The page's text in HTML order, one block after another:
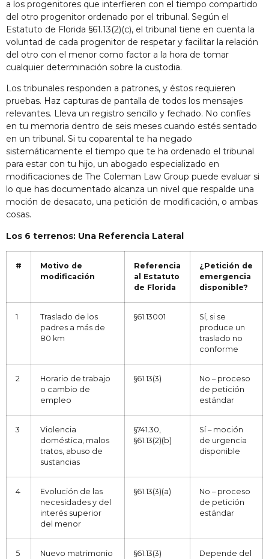
a los progenitores que interfieren con el tiempo compartido
del otro progenitor ordenado por el tribunal. Según el
Estatuto de Florida §61.13(2)(c), el tribunal tiene en cuenta la
voluntad de cada progenitor de respetar y facilitar la relación
del otro con el menor como factor a la hora de tomar
cualquier determinación sobre la custodia.
Los tribunales responden a patrones, y éstos requieren
pruebas. Haz capturas de pantalla de todos los mensajes
relevantes. Lleva un registro sencillo y fechado. No confíes
en tu memoria dentro de seis meses cuando estés sentado
en un tribunal. Si tu coparental te ha negado
sistemáticamente el tiempo que te ha ordenado el tribunal
para estar con tu hijo, un abogado especializado en
modificaciones de The Coleman Law Group puede evaluar si
lo que has documentado alcanza un nivel que respalde una
moción de desacato, una petición de modificación, o ambas
cosas.
Los 6 terrenos: Una Referencia Lateral
#
Motivo de
modificación
Referencia
al Estatuto
de Florida
¿Petición de
emergencia
disponible?
1
Traslado de los
padres a más de
80 km
§61.13001
Sí, si se
produce un
traslado no
conforme
2
Horario de trabajo
o cambio de
empleo
§61.13(3)
No – proceso
de petición
estándar
3
Violencia
doméstica, malos
tratos, abuso de
sustancias
§741.30,
§61.13(2)(b)
Sí – moción
de urgencia
disponible
4
Evolución de las
necesidades y del
interés superior
del menor
§61.13(3)(a)
No – proceso
de petición
estándar
5
Nuevo matrimonio
§61.13(3)
Depende del